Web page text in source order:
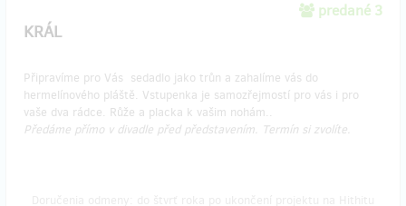
predané 3
KRÁL
Připravíme pro Vás sedadlo jako trůn a zahalíme vás do
hermelínového pláště. Vstupenka je samozřejmostí pro vás i pro
vaše dva rádce. Růže a placka k vašim nohám..
Předáme přímo v divadle před představením. Termín si zvolíte.